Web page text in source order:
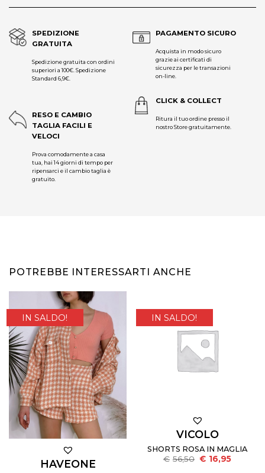
SPEDIZIONE
GRATUITA
Spedizione gratuita con ordini
superiori a 100€. Spedizione
Standard 6,9€.
RESO E CAMBIO
TAGLIA FACILI E
VELOCI
Prova comodamente a casa
tua, hai 14 giorni di tempo per
ripensarci e il cambio taglia è
gratuito.
PAGAMENTO SICURO
Acquista in modo sicuro
grazie ai certificati di
sicurezza per le transazioni
on-line.
CLICK & COLLECT
Ritura il tuo ordine presso il
nostro Store gratuitamente.
POTREBBE INTERESSARTI ANCHE
IN SALDO!
HAVEONE
IN SALDO!
VICOLO
SHORTS ROSA IN MAGLIA
€ 56,50 Il
prezzo
€ 16,95